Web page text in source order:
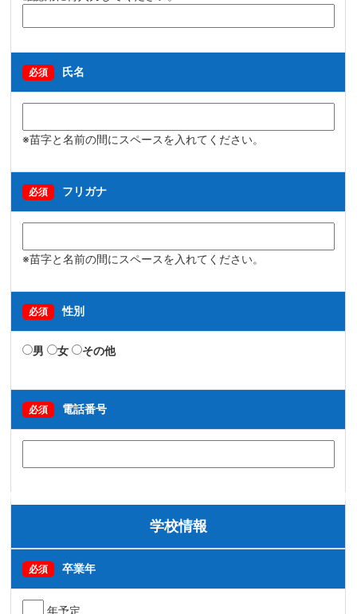
必須 氏名
※苗字と名前の間にスペースを入れてください。
必須 フリガナ
※苗字と名前の間にスペースを入れてください。
必須 性別
男 女 その他
必須 電話番号
学校情報
必須 卒業年
年予定